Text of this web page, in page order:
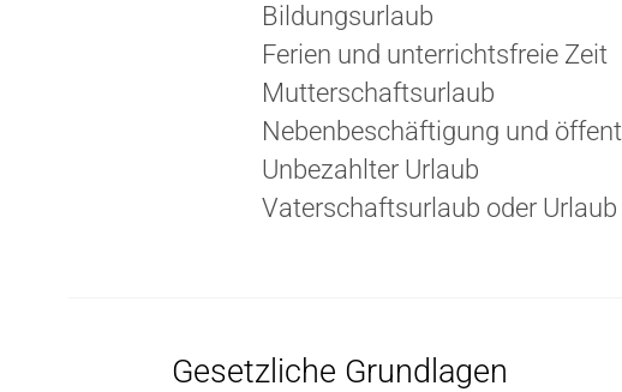
Bildungsurlaub
Ferien und unterrichtsfreie Zeit
Mutterschaftsurlaub
Nebenbeschäftigung und
Unbezahlter Urlaub
Vaterschaftsurlaub oder
Gesetzliche Grundlagen